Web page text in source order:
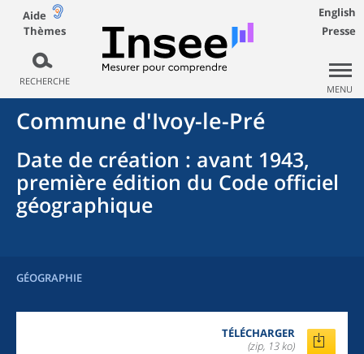
Aide
Thèmes
RECHERCHE
English
Presse
MENU
Commune d'Ivoy-le-Pré
Date de création : avant 1943,
première édition du Code officiel
géographique
GÉOGRAPHIE
TÉLÉCHARGER
(zip, 13 ko)